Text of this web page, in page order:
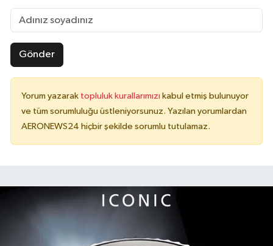
Gönder
Yorum yazarak topluluk kurallarımızı kabul etmiş bulunuyor
ve tüm sorumluluğu üstleniyorsunuz. Yazılan yorumlardan
AERONEWS24 hiçbir şekilde sorumlu tutulamaz.